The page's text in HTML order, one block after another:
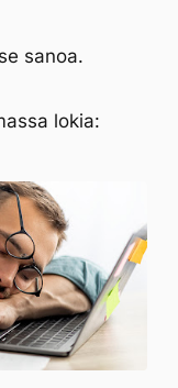
sanoa.
lokia: